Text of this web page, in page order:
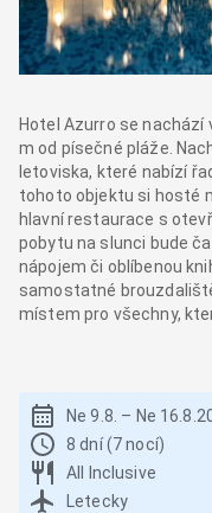
Hotel Azurro se nachází
m od písečné pláže.
letoviska, které nabízí
tohoto objektu si hosté
hlavní restaurace s
pobytu na slunci bude
nápojem či oblíbenou
samostatné
místem pro všechny,
Ne 9.8. – Ne
8 dní (7 nocí)
All Inclusive
Letecky